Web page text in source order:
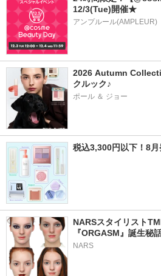
12/3(Tue)開催★
アンプルール(AMPLEUR)
2026 Autumn
クルック♪
ポール ＆ ジョー
税込3,300円以下！8
NARSスタイリスト
『ORGASM』誕生秘話
NARS